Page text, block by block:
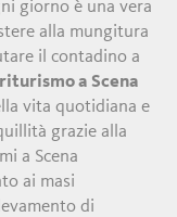
giorno è una vera
alla mungitura
il contadino a
a Scena
vita quotidiana e
grazie alla
a Scena
ai masi
di